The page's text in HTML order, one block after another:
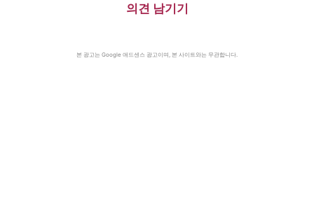
의견 남기기
본 광고는 Google 애드센스 광고이며, 본 사이트와는 무관합니다.